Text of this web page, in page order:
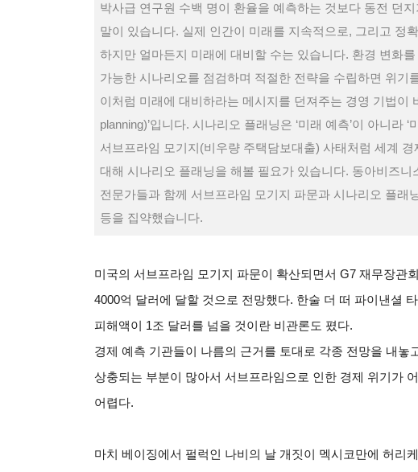
박사급 연구원 수백 명이 환율을 예측하는 것보다 동전 던
말이 있습니다. 실제 인간이 미래를 지속적으로, 그리고 정
하지만 얼마든지 미래에 대비할 수는 있습니다. 환경 변화
가능한 시나리오를 점검하며 적절한 전략을 수립하면 위기
이처럼 미래에 대비하라는 메시지를 던져주는 경영 기법이
planning)’입니다. 시나리오 플래닝은 ‘미래 예측’이 아니라
서브프라임 모기지(비우량 주택담보대출) 사태처럼 세계
대해 시나리오 플래닝을 해볼 필요가 있습니다. 동아비즈니
전문가들과 함께 서브프라임 모기지 파문과 시나리오 플래
등을 집약했습니다.
미국의 서브프라임 모기지 파문이 확산되면서 G7 재무장관
4000억 달러에 달할 것으로 전망했다. 한술 더 떠 파이낸셜
피해액이 1조 달러를 넘을 것이란 비관론도 폈다.
경제 예측 기관들이 나름의 근거를 토대로 각종 전망을 내놓
상충되는 부분이 많아서 서브프라임으로 인한 경제 위기가
어렵다.
마치 베이징에서 펄럭인 나비의 날 개짓이 멕시코만에 허리